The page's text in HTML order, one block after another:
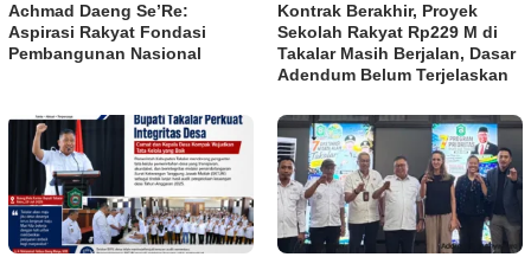
Achmad Daeng Se’Re:
Aspirasi Rakyat Fondasi
Pembangunan Nasional
Kontrak Berakhir, Proyek
Sekolah Rakyat Rp229 M di
Takalar Masih Berjalan, Dasar
Adendum Belum Terjelaskan